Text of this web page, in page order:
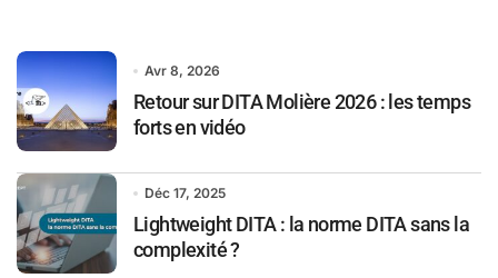
Avr 8, 2026
Retour sur DITA Molière 2026 : les temps
forts en vidéo
Déc 17, 2025
Lightweight DITA : la norme DITA sans la
complexité ?